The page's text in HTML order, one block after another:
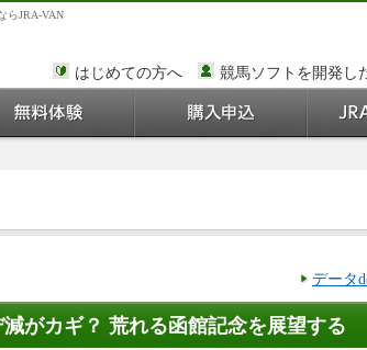
らJRA-VAN
はじめての方へ 競馬ソフトを開発し
データ
がカギ？ 荒れる函館記念を展望する